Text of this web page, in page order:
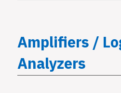
Amplifiers /
Analyzers